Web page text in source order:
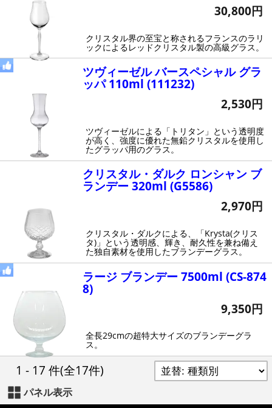
30,800円
クリスタル界の至宝と称されるフランスのラリ
ックによるレッドクリスタル製の高級グラス。
ツヴィーゼル バースペシャル グラ
ッパ 110ml (111232)
2,530円
ツヴィーゼルによる「トリタン」という透明度
が高く、強度に優れた無鉛クリスタルを使用し
たグラッパ用のグラス。
クリスタル・ダルク ロンシャン ブ
ランデー 320ml (G5586)
2,970円
クリスタル・ダルクによる、「Krysta(クリス
タ)」という透明感、輝き、耐久性を兼ね備え
た独自素材を使用したブランデーグラス。
ラージ ブランデー 7500ml (CS-874
8)
9,350円
全長29cmの超特大サイズのブランデーグラ
ス。
1 - 17 件(全17件)
パネル表示